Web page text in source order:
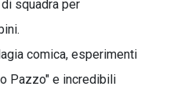
squadra per
comica, esperimenti
Pazzo" e incredibili